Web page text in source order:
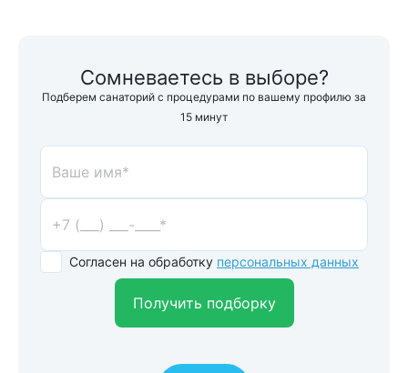
Сомневаетесь в выборе?
Подберем санаторий с процедурами по вашему профилю за
15 минут
Согласен на обработку персональных данных
Получить подборку